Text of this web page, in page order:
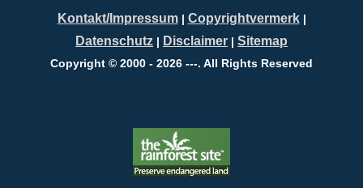
Kontakt/Impressum| Copyrightvermerk|
Datenschutz | Disclaimer | Sitemap
Copyright © 2000 - 2026 ---. All Rights Reserved